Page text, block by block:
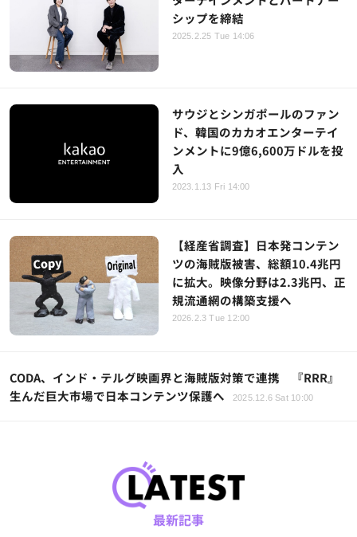
シップを締結
2025.2.25 Tue 14:06
サウジとシンガポールのファン
ド、韓国のカカオエンターテイ
ンメントに9億6,600万ドルを投
入
2023.1.13 Fri 14:00
【経産省調査】日本発コンテン
ツの海賊版被害、総額10.4兆円
に拡大。映像分野は2.3兆円、正
規流通網の構築支援へ
2026.2.3 Tue 12:00
CODA、インド・テルグ映画界と海賊版対策で連携 『RRR』
生んだ巨大市場で日本コンテンツ保護へ
2025.12.6 Sat 10:00
最新記事